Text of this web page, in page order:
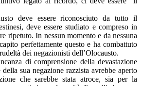
deve essere riconosciuto da tutto il
deve essere studiato e compreso in
ripetuto. In nessun momento e da nessuna
perfettamente questo e ha combattuto
dei negazionisti dell’Olocausto.
di comprensione della devastazione
sua negazione razzista avrebbe aperto
che sarebbe stata atroce, sia per la